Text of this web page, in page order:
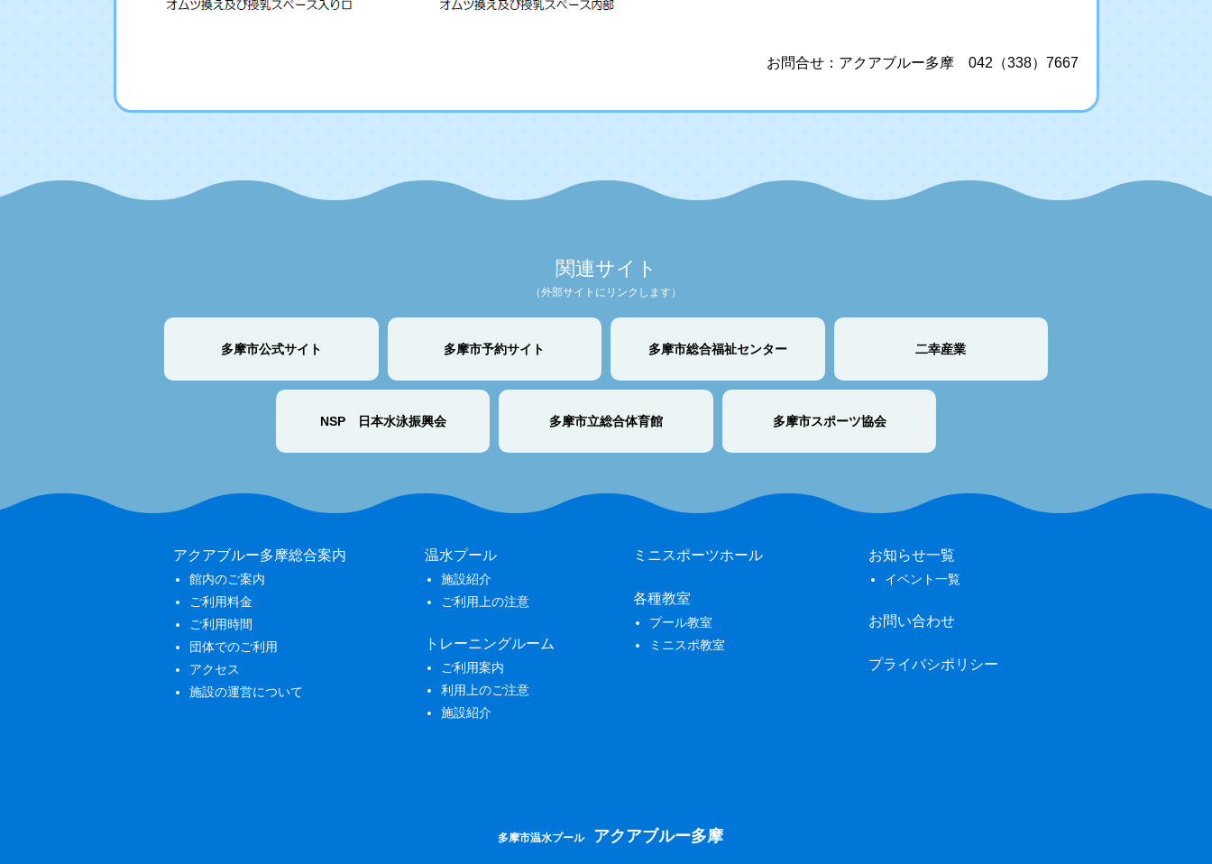
お問合せ：アクアブルー多摩 042（338）7667
関連サイト
（外部サイトにリンクします）
多摩市公式サイト 多摩市予約サイト 多摩市総合福祉センター 二幸産業
NSP 日本水泳振興会 多摩市立総合体育館 多摩市スポーツ協会
アクアブルー多摩総合案内
館内のご案内
ご利用料金
ご利用時間
団体でのご利用
アクセス
施設の運営について
温水プール
施設紹介
ご利用上の注意
トレーニングルーム
ご利用案内
利用上のご注意
施設紹介
ミニスポーツホール
各種教室
プール教室
ミニスポ教室
お知らせ一覧
イベント一覧
お問い合わせ
プライバシポリシー
多摩市温水プール アクアブルー多摩